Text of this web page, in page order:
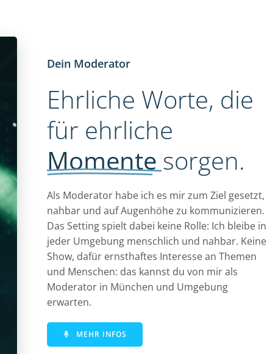
Dein Moderator
Ehrliche Worte, die
für ehrliche
Momentesorgen.
Als Moderator habe ich es mir zum Ziel gesetzt,
nahbar und auf Augenhöhe zu kommunizieren.
Das Setting spielt dabei keine Rolle: Ich bleibe in
jeder Umgebung menschlich und nahbar. Keine
Show, dafür ernsthaftes Interesse an Themen
und Menschen: das kannst du von mir als
Moderator in München und Umgebung
erwarten.
MEHR INFOS